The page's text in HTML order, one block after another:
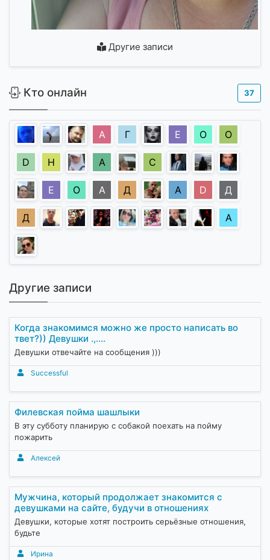
Другие записи
Кто онлайн 37
A Г Е О О
D Н А С
Е О А Д A D Д
Д A
Другие записи
Когда знакомимся можно же просто написать во
твет?)) Девушки .,....
Девушки отвечайте на сообщения )))
Successful
Филевская пойма шашлыки
В эту субботу планирую с собакой поехать на пойму
пожарить
Алексей
Мужчина, который продолжает знакомится с
девушками на сайте, будучи в отношениях
Девушки, которые хотят построить серьёзные отношения,
будьте
Ирина